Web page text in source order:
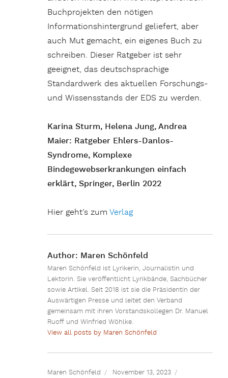
Buchprojekten den nötigen
Informationshintergrund geliefert, aber
auch Mut gemacht, ein eigenes Buch zu
schreiben. Dieser Ratgeber ist sehr
geeignet, das deutschsprachige
Standardwerk des aktuellen Forschungs-
und Wissensstands der EDS zu werden.
Karina Sturm, Helena Jung, Andrea
Maier: Ratgeber Ehlers-Danlos-
Syndrome, Komplexe
Bindegewebserkrankungen einfach
erklärt, Springer, Berlin 2022
Hier geht’s zumVerlag
Author: Maren Schönfeld
Maren Schönfeld ist Lyrikerin, Journalistin und
Lektorin. Sie veröffentlicht Lyrikbände, Sachbücher
sowie Artikel. Seit 2018 ist sie die Präsidentin der
Auswärtigen Presse und leitet den Verband
gemeinsam mit ihren Vorstandskollegen Dr. Manuel
Ruoff und Winfried Wöhlke.
View all posts by Maren Schönfeld
Maren Schönfeld
November 13, 2023